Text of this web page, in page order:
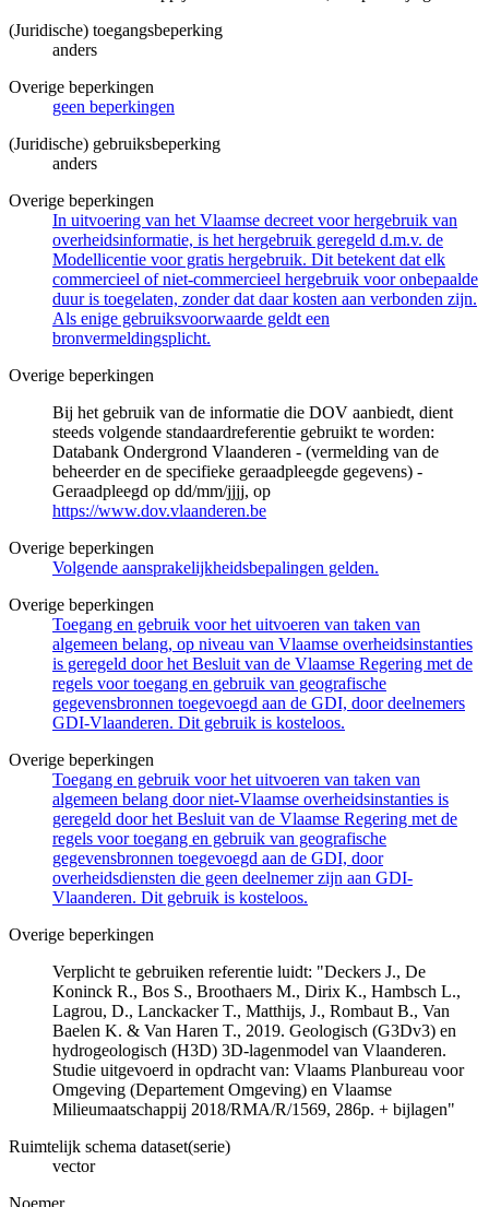
(Juridische) toegangsbeperking
anders
Overige beperkingen
geen beperkingen
(Juridische) gebruiksbeperking
anders
Overige beperkingen
In uitvoering van het Vlaamse decreet voor hergebruik van
overheidsinformatie, is het hergebruik geregeld d.m.v. de
Modellicentie voor gratis hergebruik. Dit betekent dat elk
commercieel of niet-commercieel hergebruik voor onbepaalde
duur is toegelaten, zonder dat daar kosten aan verbonden zijn.
Als enige gebruiksvoorwaarde geldt een
bronvermeldingsplicht.
Overige beperkingen
Bij het gebruik van de informatie die DOV aanbiedt, dient
steeds volgende standaardreferentie gebruikt te worden:
Databank Ondergrond Vlaanderen - (vermelding van de
beheerder en de specifieke geraadpleegde gegevens) -
Geraadpleegd op dd/mm/jjjj, op
https://www.dov.vlaanderen.be
Overige beperkingen
Volgende aansprakelijkheidsbepalingen gelden.
Overige beperkingen
Toegang en gebruik voor het uitvoeren van taken van
algemeen belang, op niveau van Vlaamse overheidsinstanties
is geregeld door het Besluit van de Vlaamse Regering met de
regels voor toegang en gebruik van geografische
gegevensbronnen toegevoegd aan de GDI, door deelnemers
GDI-Vlaanderen. Dit gebruik is kosteloos.
Overige beperkingen
Toegang en gebruik voor het uitvoeren van taken van
algemeen belang door niet-Vlaamse overheidsinstanties is
geregeld door het Besluit van de Vlaamse Regering met de
regels voor toegang en gebruik van geografische
gegevensbronnen toegevoegd aan de GDI, door
overheidsdiensten die geen deelnemer zijn aan GDI-
Vlaanderen. Dit gebruik is kosteloos.
Overige beperkingen
Verplicht te gebruiken referentie luidt: "Deckers J., De
Koninck R., Bos S., Broothaers M., Dirix K., Hambsch L.,
Lagrou, D., Lanckacker T., Matthijs, J., Rombaut B., Van
Baelen K. & Van Haren T., 2019. Geologisch (G3Dv3) en
hydrogeologisch (H3D) 3D-lagenmodel van Vlaanderen.
Studie uitgevoerd in opdracht van: Vlaams Planbureau voor
Omgeving (Departement Omgeving) en Vlaamse
Milieumaatschappij 2018/RMA/R/1569, 286p. + bijlagen"
Ruimtelijk schema dataset(serie)
vector
Noemer